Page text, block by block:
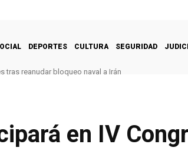
DEPORTES CULTURA SEGURIDAD
tras reanudar bloqueo naval a Irán
en IV